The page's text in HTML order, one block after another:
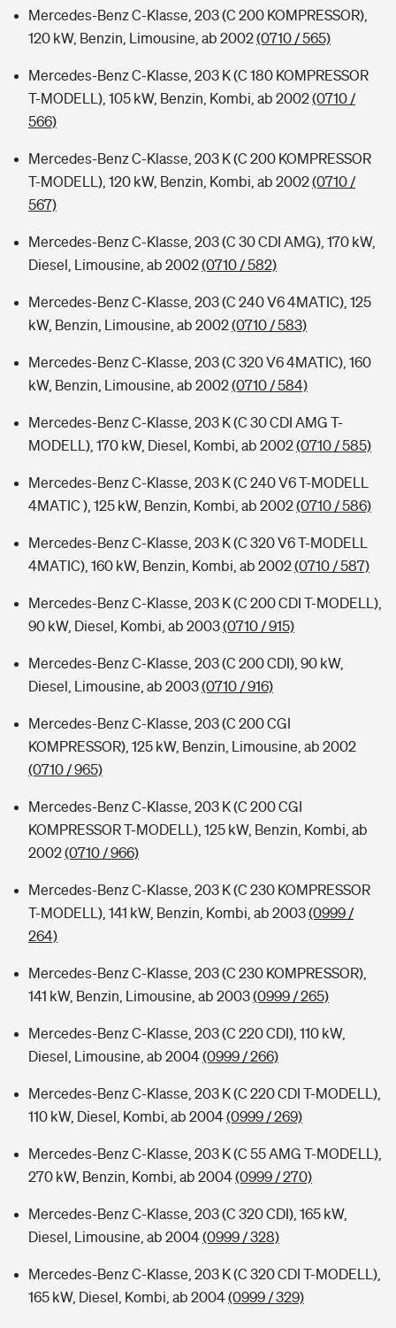
Mercedes-Benz C-Klasse, 203 (C 200 KOMPRESSOR),
120 kW, Benzin, Limousine, ab 2002(0710 / 565)
Mercedes-Benz C-Klasse, 203 K (C 180 KOMPRESSOR
T-MODELL), 105 kW, Benzin, Kombi, ab 2002(0710 /
566)
Mercedes-Benz C-Klasse, 203 K (C 200 KOMPRESSOR
T-MODELL), 120 kW, Benzin, Kombi, ab 2002(0710 /
567)
Mercedes-Benz C-Klasse, 203 (C 30 CDI AMG), 170 kW,
Diesel, Limousine, ab 2002(0710 / 582)
Mercedes-Benz C-Klasse, 203 (C 240 V6 4MATIC), 125
kW, Benzin, Limousine, ab 2002(0710 / 583)
Mercedes-Benz C-Klasse, 203 (C 320 V6 4MATIC), 160
kW, Benzin, Limousine, ab 2002(0710 / 584)
Mercedes-Benz C-Klasse, 203 K (C 30 CDI AMG T-
MODELL), 170 kW, Diesel, Kombi, ab 2002(0710 / 585)
Mercedes-Benz C-Klasse, 203 K (C 240 V6 T-MODELL
4MATIC ), 125 kW, Benzin, Kombi, ab 2002(0710 / 586)
Mercedes-Benz C-Klasse, 203 K (C 320 V6 T-MODELL
4MATIC), 160 kW, Benzin, Kombi, ab 2002(0710 / 587)
Mercedes-Benz C-Klasse, 203 K (C 200 CDI T-MODELL),
90 kW, Diesel, Kombi, ab 2003(0710 / 915)
Mercedes-Benz C-Klasse, 203 (C 200 CDI), 90 kW,
Diesel, Limousine, ab 2003(0710 / 916)
Mercedes-Benz C-Klasse, 203 (C 200 CGI
KOMPRESSOR), 125 kW, Benzin, Limousine, ab 2002
(0710 / 965)
Mercedes-Benz C-Klasse, 203 K (C 200 CGI
KOMPRESSOR T-MODELL), 125 kW, Benzin, Kombi, ab
2002(0710 / 966)
Mercedes-Benz C-Klasse, 203 K (C 230 KOMPRESSOR
T-MODELL), 141 kW, Benzin, Kombi, ab 2003(0999 /
264)
Mercedes-Benz C-Klasse, 203 (C 230 KOMPRESSOR),
141 kW, Benzin, Limousine, ab 2003(0999 / 265)
Mercedes-Benz C-Klasse, 203 (C 220 CDI), 110 kW,
Diesel, Limousine, ab 2004(0999 / 266)
Mercedes-Benz C-Klasse, 203 K (C 220 CDI T-MODELL),
110 kW, Diesel, Kombi, ab 2004(0999 / 269)
Mercedes-Benz C-Klasse, 203 K (C 55 AMG T-MODELL),
270 kW, Benzin, Kombi, ab 2004(0999 / 270)
Mercedes-Benz C-Klasse, 203 (C 320 CDI), 165 kW,
Diesel, Limousine, ab 2004(0999 / 328)
Mercedes-Benz C-Klasse, 203 K (C 320 CDI T-MODELL),
165 kW, Diesel, Kombi, ab 2004(0999 / 329)